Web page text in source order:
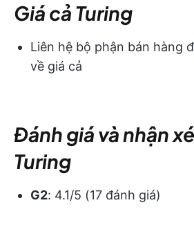
Giá cả Turing
Liên hệ bộ phận bán hàng
về giá cả
Đánh giá và nhận
Turing
G2: 4.1/5 (17 đánh giá)